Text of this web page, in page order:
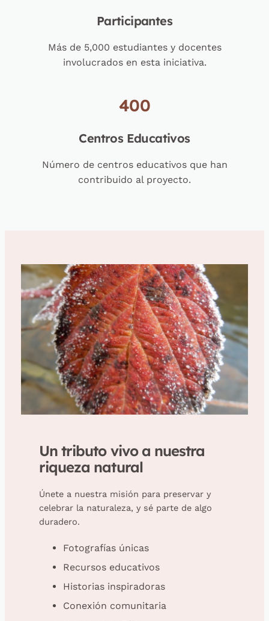
Participantes
Más de 5,000 estudiantes y docentes
involucrados en esta iniciativa.
400
Centros Educativos
Número de centros educativos que han
contribuido al proyecto.
Un tributo vivo a nuestra
riqueza natural
Únete a nuestra misión para preservar y
celebrar la naturaleza, y sé parte de algo
duradero.
Fotografías únicas
Recursos educativos
Historias inspiradoras
Conexión comunitaria